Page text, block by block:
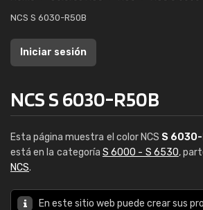
NCS S 6030-R50B
Iniciar sesión
NCS S 6030-R50B
Esta página muestra el color NCS S
está en la categoría S 6000 - S 6530,
NCS.
En este sitio web puede crear sus